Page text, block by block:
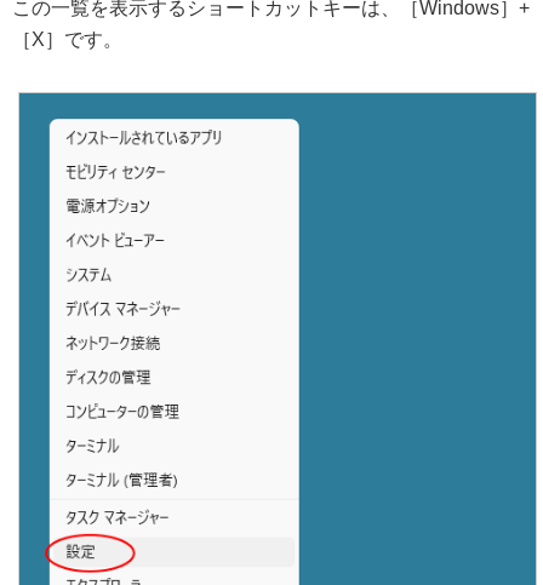
この一覧を表示するショートカットキーは、［Windows］+
［X］です。